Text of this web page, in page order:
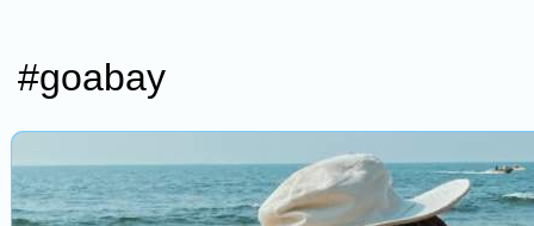
#goabay